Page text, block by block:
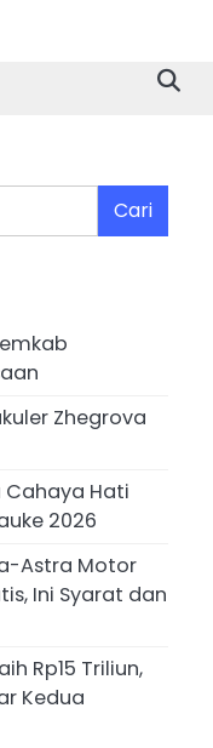
Cari
Zhegrova
Cahaya Hati
2026
Astra Motor
Ini Syarat dan
Rp15 Triliun,
Kedua